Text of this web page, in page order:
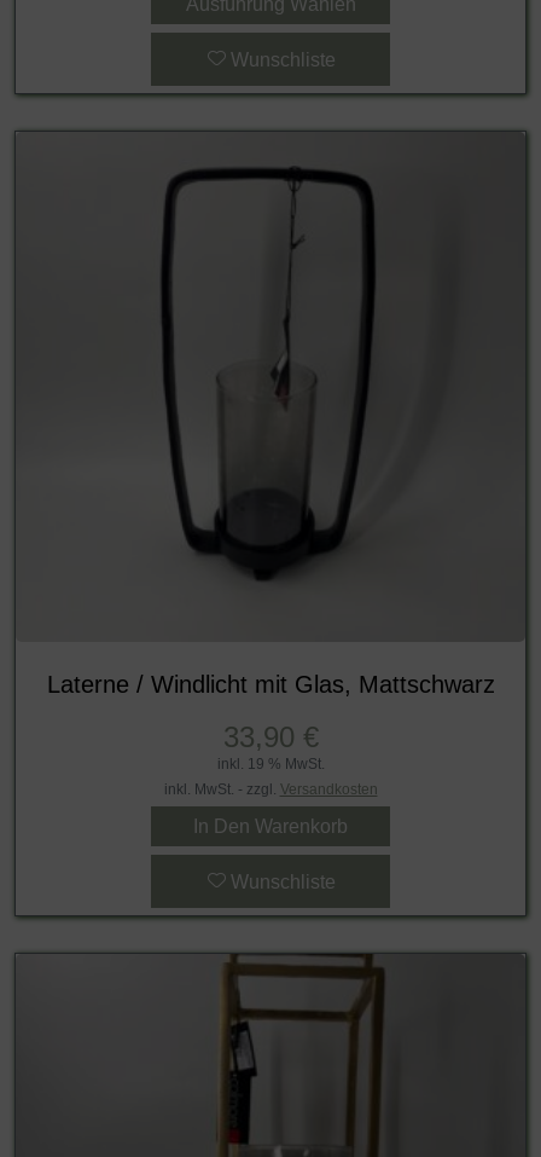
Ausführung Wählen
Wunschliste
Laterne / Windlicht mit Glas, Mattschwarz
33,90 €
inkl. 19 % MwSt.
inkl. MwSt. - zzgl. Versandkosten
In Den Warenkorb
Wunschliste